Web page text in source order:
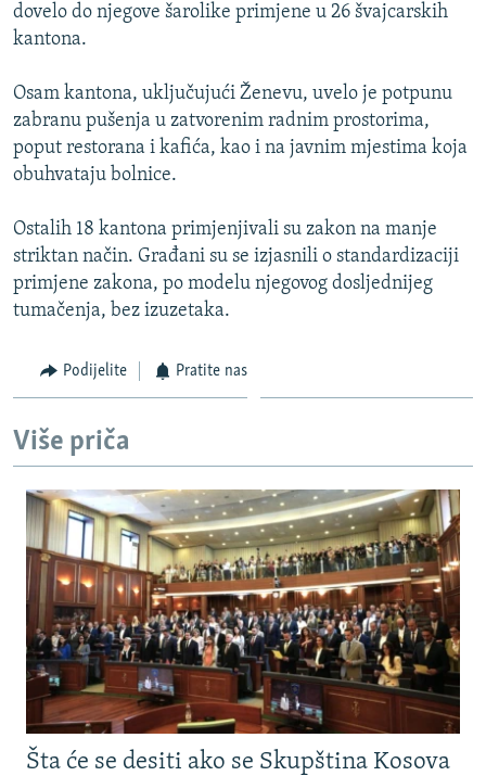
POPLAVE I KLIZIŠTA U BIH 2024.
POST SCRIPTUM
MOJA EVROPA
TRI DECENIJE OD RATA U BIH
SVE KARTE DEJTONA
NASTANAK I RASPAD JUGOSLAVIJE
dovelo do njegove šarolike primjene u 26 švajcarskih
kantona.
Osam kantona, uključujući Ženevu, uvelo je potpunu
zabranu pušenja u zatvorenim radnim prostorima,
poput restorana i kafića, kao i na javnim mjestima koja
obuhvataju bolnice.
Ostalih 18 kantona primjenjivali su zakon na manje
striktan način. Građani su se izjasnili o standardizaciji
primjene zakona, po modelu njegovog dosljednijeg
tumačenja, bez izuzetaka.
Podijelite Pratite nas
Više priča
Šta će se desiti ako se Skupština Kosova